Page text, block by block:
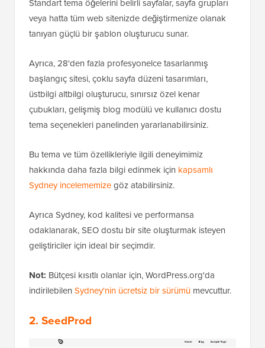
Standart tema öğelerini belirli sayfalar, sayfa grupları
veya hatta tüm web sitenizde değiştirmenize olanak
tanıyan güçlü bir şablon oluşturucu sunar.
Ayrıca, 28'den fazla profesyonelce tasarlanmış
başlangıç sitesi, çoklu sayfa düzeni tasarımları,
üstbilgi altbilgi oluşturucu, sınırsız özel kenar
çubukları, gelişmiş blog modülü ve kullanıcı dostu
tema seçenekleri panelinden yararlanabilirsiniz.
Bu tema ve tüm özellikleriyle ilgili deneyimimiz
hakkında daha fazla bilgi edinmek için kapsamlı
Sydney incelememizegöz atabilirsiniz.
Ayrıca Sydney, kod kalitesi ve performansa
odaklanarak, SEO dostu bir site oluşturmak isteyen
geliştiriciler için ideal bir seçimdir.
Not: Bütçesi kısıtlı olanlar için, WordPress.org'da
indirilebilen Sydney'nin ücretsiz bir sürümü mevcuttur.
2. SeedProd